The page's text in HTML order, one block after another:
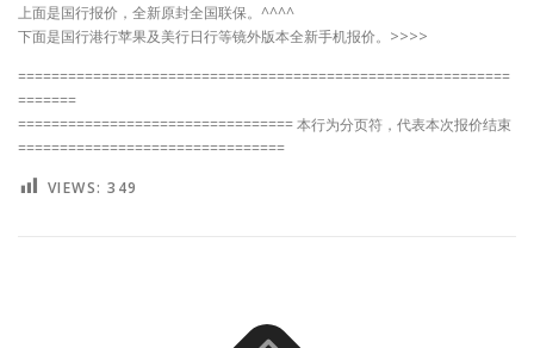
上面是国行报价，全新原封全国联保。^^^^
下面是国行港行苹果及美行日行等镜外版本全新手机报价。>>>>
===========================================================
=======
================================= 本行为分页符，代表本次报价结束
================================
VIEWS: 349